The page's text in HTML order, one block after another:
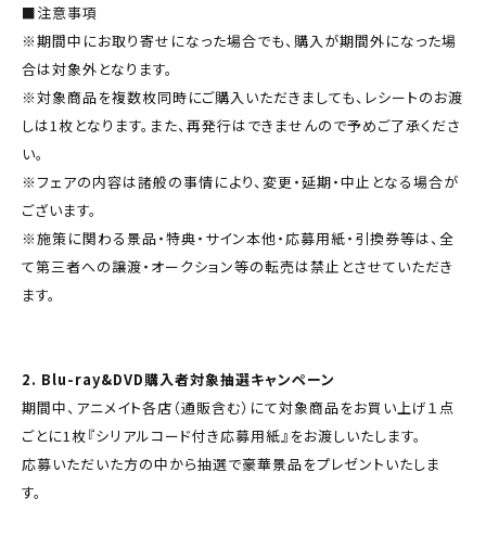
■注意事項
※期間中にお取り寄せになった場合でも、購入が期間外になった場
合は対象外となります。
※対象商品を複数枚同時にご購入いただきましても、レシートのお渡
しは1枚となります。また、再発行はできませんので予めご了承くださ
い。
※フェアの内容は諸般の事情により、変更・延期・中止となる場合が
ございます。
※施策に関わる景品・特典・サイン本他・応募用紙・引換券等は、全
て第三者への譲渡・オークション等の転売は禁止とさせていただき
ます。
2. Blu-ray&DVD購入者対象抽選キャンペーン
期間中、アニメイト各店（通販含む）にて対象商品をお買い上げ１点
ごとに1枚『シリアルコード付き応募用紙』をお渡しいたします。
応募いただいた方の中から抽選で豪華景品をプレゼントいたしま
す。